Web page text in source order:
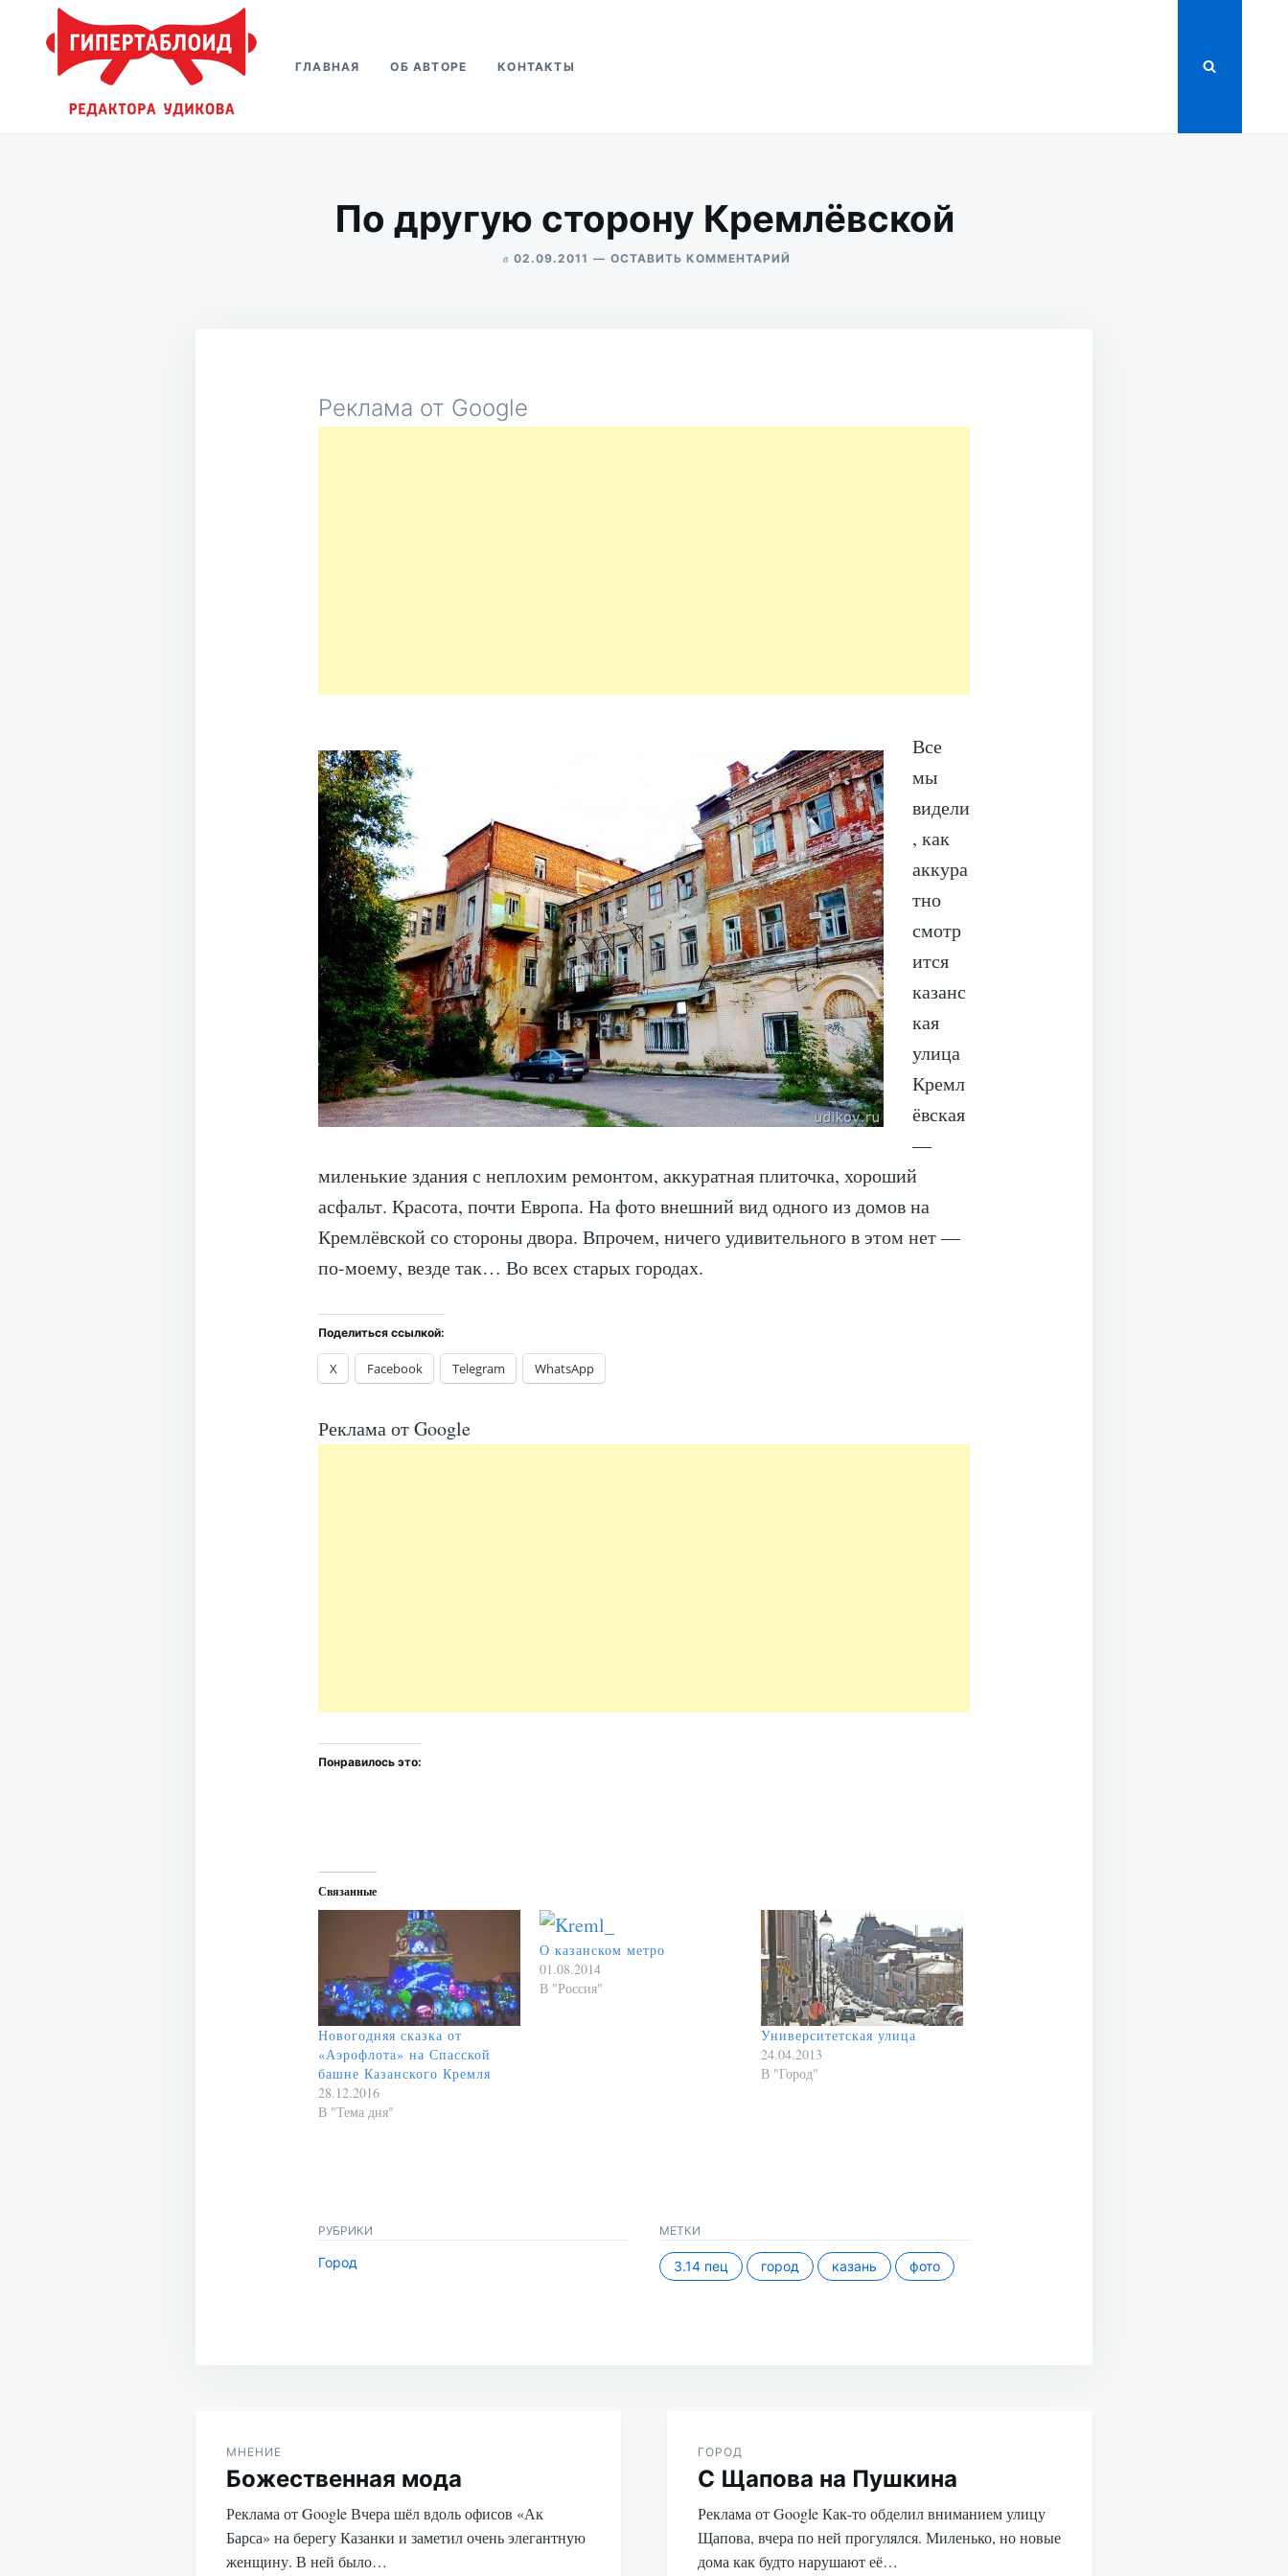
Перейти
содержимому
ГЛАВНАЯ ОБ АВТОРЕ КОНТАКТЫ
По другую сторону Кремлёвской
в 02.09.2011 ОСТАВИТЬ КОММЕНТАРИЙ
Реклама от Google
Все
мы
видели
, как
аккура
тно
смотр
ится
казанс
кая
улица
Кремл
ёвская
—
миленькие здания с неплохим ремонтом, аккуратная плиточка, хороший
асфальт. Красота, почти Европа. На фото внешний вид одного из домов на
Кремлёвской со стороны двора. Впрочем, ничего удивительного в этом нет —
по-моему, везде так… Во всех старых городах.
Поделиться ссылкой:
X Facebook Telegram WhatsApp
Реклама от Google
Понравилось это:
Связанные
Новогодняя сказка от
«Аэрофлота» на Спасской
башне Казанского Кремля
28.12.2016
В "Тема дня"
О казанском метро
01.08.2014
В "Россия"
Университетская улица
24.04.2013
В "Город"
РУБРИКИ
Город
МЕТКИ
3.14 пец город казань фото
по
записям
МНЕНИЕ
Божественная мода
Реклама от Google Вчера шёл вдоль офисов «Ак
Барса» на берегу Казанки и заметил очень элегантную
женщину. В ней было…
ГОРОД
С Щапова на Пушкина
Реклама от Google Как-то обделил вниманием улицу
Щапова, вчера по ней прогулялся. Миленько, но новые
дома как будто нарушают её…